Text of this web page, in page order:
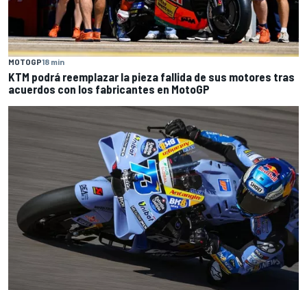
MOTOGP18 min
KTM podrá reemplazar la pieza fallida de sus motores tras
acuerdos con los fabricantes en MotoGP